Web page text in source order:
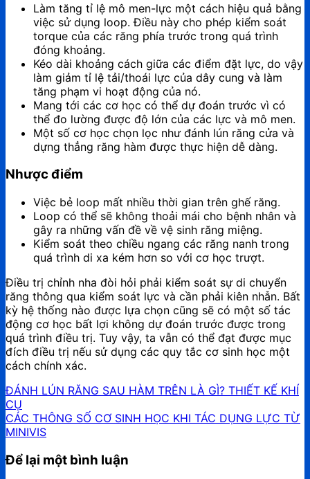
Làm tăng tỉ lệ mô men-lực một cách hiệu quả bằng
việc sử dụng loop. Điều này cho phép kiểm soát
torque của các răng phía trước trong quá trình
đóng khoảng.
Kéo dài khoảng cách giữa các điểm đặt lực, do vậy
làm giảm tỉ lệ tải/thoái lực của dây cung và làm
tăng phạm vi hoạt động của nó.
Mang tới các cơ học có thể dự đoán trước vì có
thể đo lường được độ lớn của các lực và mô men.
Một số cơ học chọn lọc như đánh lún răng cửa và
dựng thẳng răng hàm được thực hiện dễ dàng.
Nhược điểm
Việc bẻ loop mất nhiều thời gian trên ghế răng.
Loop có thể sẽ không thoải mái cho bệnh nhân và
gây ra những vấn đề về vệ sinh răng miệng.
Kiểm soát theo chiều ngang các răng nanh trong
quá trình di xa kém hơn so với cơ học trượt.
Điều trị chỉnh nha đòi hỏi phải kiểm soát sự di chuyển
răng thông qua kiểm soát lực và cần phải kiên nhẫn. Bất
kỳ hệ thống nào được lựa chọn cũng sẽ có một số tác
động cơ học bất lợi không dự đoán trước được trong
quá trình điều trị. Tuy vậy, ta vẫn có thể đạt được mục
đích điều trị nếu sử dụng các quy tắc cơ sinh học một
cách chính xác.
ĐÁNH LÚN RĂNG SAU HÀM TRÊN LÀ GÌ? THIẾT KẾ KHÍ
CỤ
CÁC THÔNG SỐ CƠ SINH HỌC KHI TÁC DỤNG LỰC TỪ
MINIVIS
Để lại một bình luận